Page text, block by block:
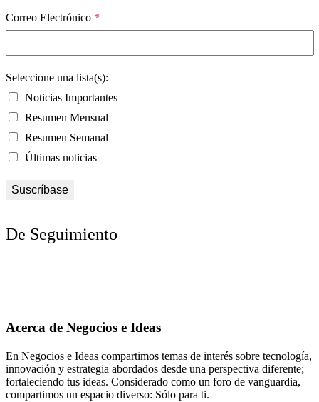
Correo Electrónico *
Seleccione una lista(s):
Noticias Importantes
Resumen Mensual
Resumen Semanal
Últimas noticias
De Seguimiento
Acerca de Negocios e Ideas
En Negocios e Ideas compartimos temas de interés sobre tecnología,
innovación y estrategia abordados desde una perspectiva diferente;
fortaleciendo tus ideas. Considerado como un foro de vanguardia,
compartimos un espacio diverso: Sólo para ti.